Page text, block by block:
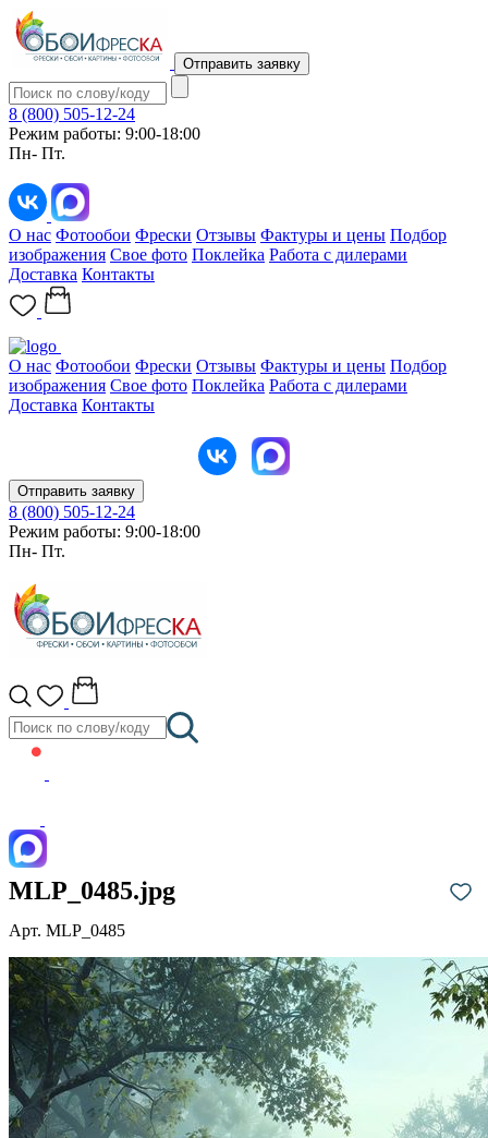
Отправить заявку
8 (800) 505-12-24
Режим работы: 9:00-18:00
Пн- Пт.
О нас Фотообои Фрески Отзывы Фактуры и цены Подбор
изображения Свое фото Поклейка Работа с дилерами
Доставка Контакты
О нас Фотообои Фрески Отзывы Фактуры и цены Подбор
изображения Свое фото Поклейка Работа с дилерами
Доставка Контакты
Отправить заявку
8 (800) 505-12-24
Режим работы: 9:00-18:00
Пн- Пт.
MLP_0485.jpg
Арт. MLP_0485